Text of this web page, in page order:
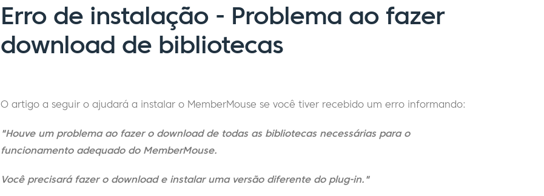
Erro de instalação - Problema ao fazer
download de bibliotecas
O artigo a seguir o ajudará a instalar o MemberMouse se você tiver recebido um erro informando:
"Houve um problema ao fazer o download de todas as bibliotecas necessárias para o
funcionamento adequado do MemberMouse.
Você precisará fazer o download e instalar uma versão diferente do plug-in."